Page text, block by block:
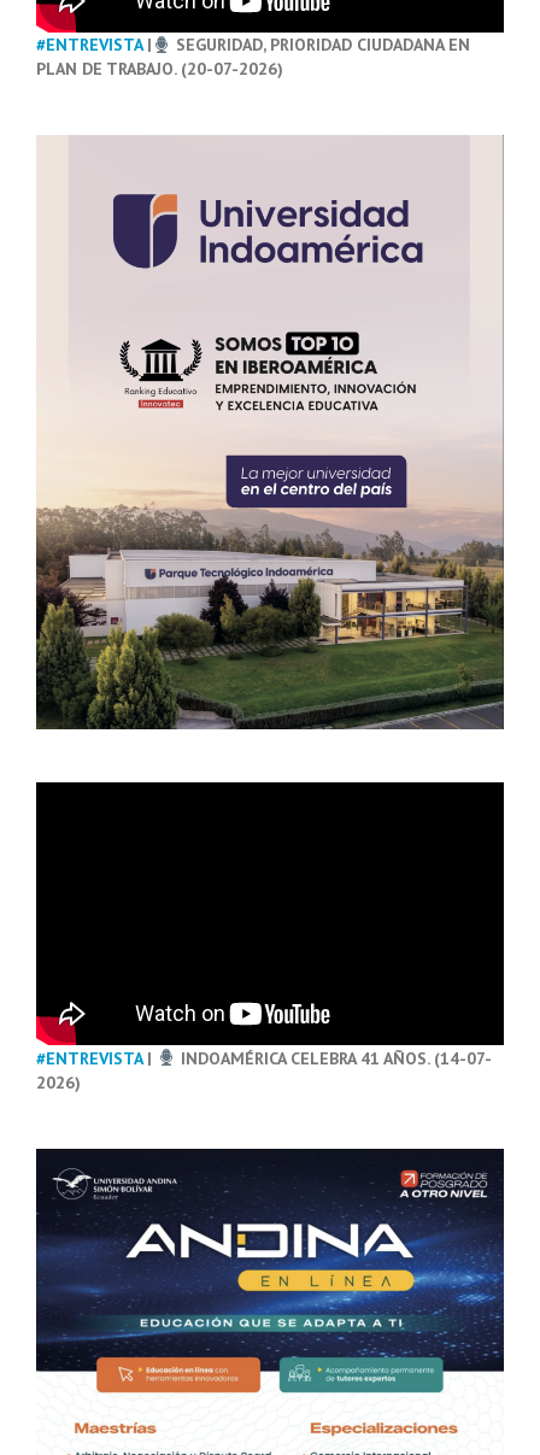
#ENTREVISTA|
SEGURIDAD, PRIORIDAD CIUDADANA EN
PLAN DE TRABAJO. (20-07-2026)
#ENTREVISTA|
INDOAMÉRICA CELEBRA 41 AÑOS. (14-07-
2026)